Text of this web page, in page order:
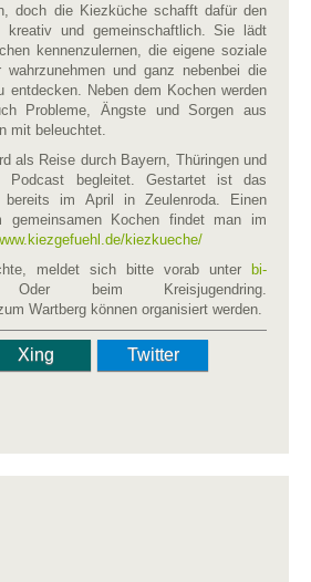
doch die Kiezküche schafft dafür den
kreativ und gemeinschaftlich. Sie lädt
kennenzulernen, die eigene soziale
wahrzunehmen und ganz nebenbei die
entdecken. Neben dem Kochen werden
Probleme, Ängste und Sorgen aus
mit beleuchtet.
als Reise durch Bayern, Thüringen und
Podcast begleitet. Gestartet ist das
bereits im April in Zeulenroda. Einen
gemeinsamen Kochen findet man im
kiezkueche/
meldet sich bitte vorab unter bi-
beim Kreisjugendring.
Wartberg können organisiert werden.
Xing
Twitter